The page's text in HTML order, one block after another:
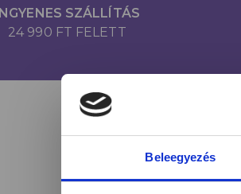
Beleegyezés
INGYENES SZÁLLÍTÁS
24 990 FT FELETT